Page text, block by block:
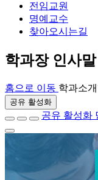
전임교원
명예교수
찾아오시는길
학과장 인사말
홈으로 이동 학과소개
공유 활성화
공유 활성화